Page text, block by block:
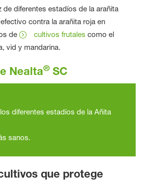
de diferentes estadíos de la arañita
contra la arañita roja en
de
cultivos frutales como el
vid y mandarina.
Nealta® SC
diferentes estadíos de la Añita
sanos.
que protege